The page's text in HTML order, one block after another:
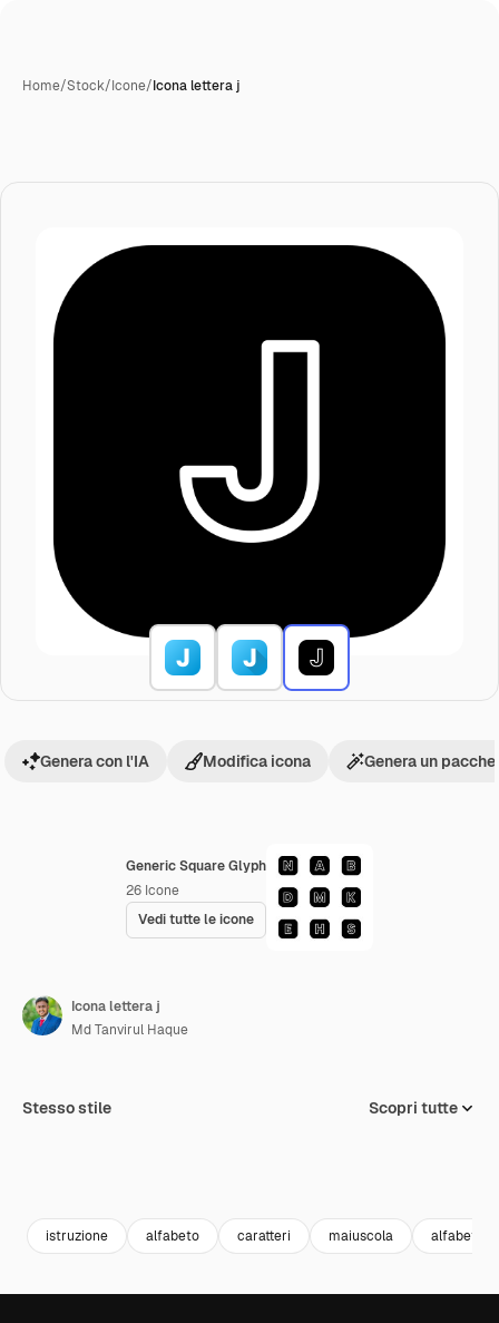
Home/Stock/Icone/Icona lettera j
Generic Square Glyph
26 Icone
Vedi tutte le icone
Genera con l'IA Modifica icona Genera un
Icona lettera j
Md Tanvirul Haque
Stesso stile Scopri tutte
istruzione alfabeto caratteri maiuscola alfabetico